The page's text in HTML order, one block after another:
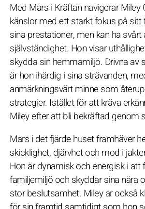
Med Mars i Kräftan navigerar Miley
känslor med ett starkt fokus på sitt
sina prestationer, men kan ha
självständighet. Hon visar
skydda sin hemmamiljö. Drivna av
är hon ihärdig i sina strävanden,
anmärkningsvärt minne som
strategier. Istället för att kräva
Miley efter att bli bekräftad genom
Mars i det fjärde huset framhäver
skicklighet, djärvhet och mod i
Hon är dynamisk och energisk i att
familjemiljö och skyddar sina nära
stor beslutsamhet. Miley är också